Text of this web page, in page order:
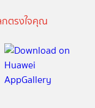
กตรงใจคุณ